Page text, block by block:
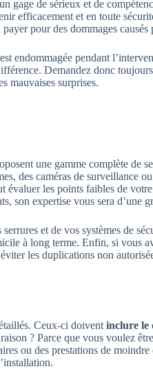
gage de sérieux et de
efficacement et en toute
pour des dommages
endommagée pendant
Demandez donc
mauvaises surprises.
une gamme complète de
des caméras de surveillance
les points faibles de
son expertise vous sera d’une
et de vos systèmes de
à long terme. Enfin, si vous
les duplications non
Ceux-ci doivent inclure le
? Parce que vous voulez
ou des prestations de